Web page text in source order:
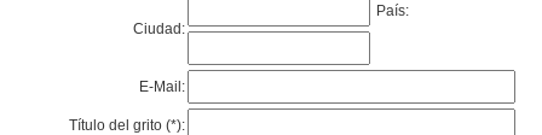
Ciudad:
País:
E-Mail:
Título del grito (*):